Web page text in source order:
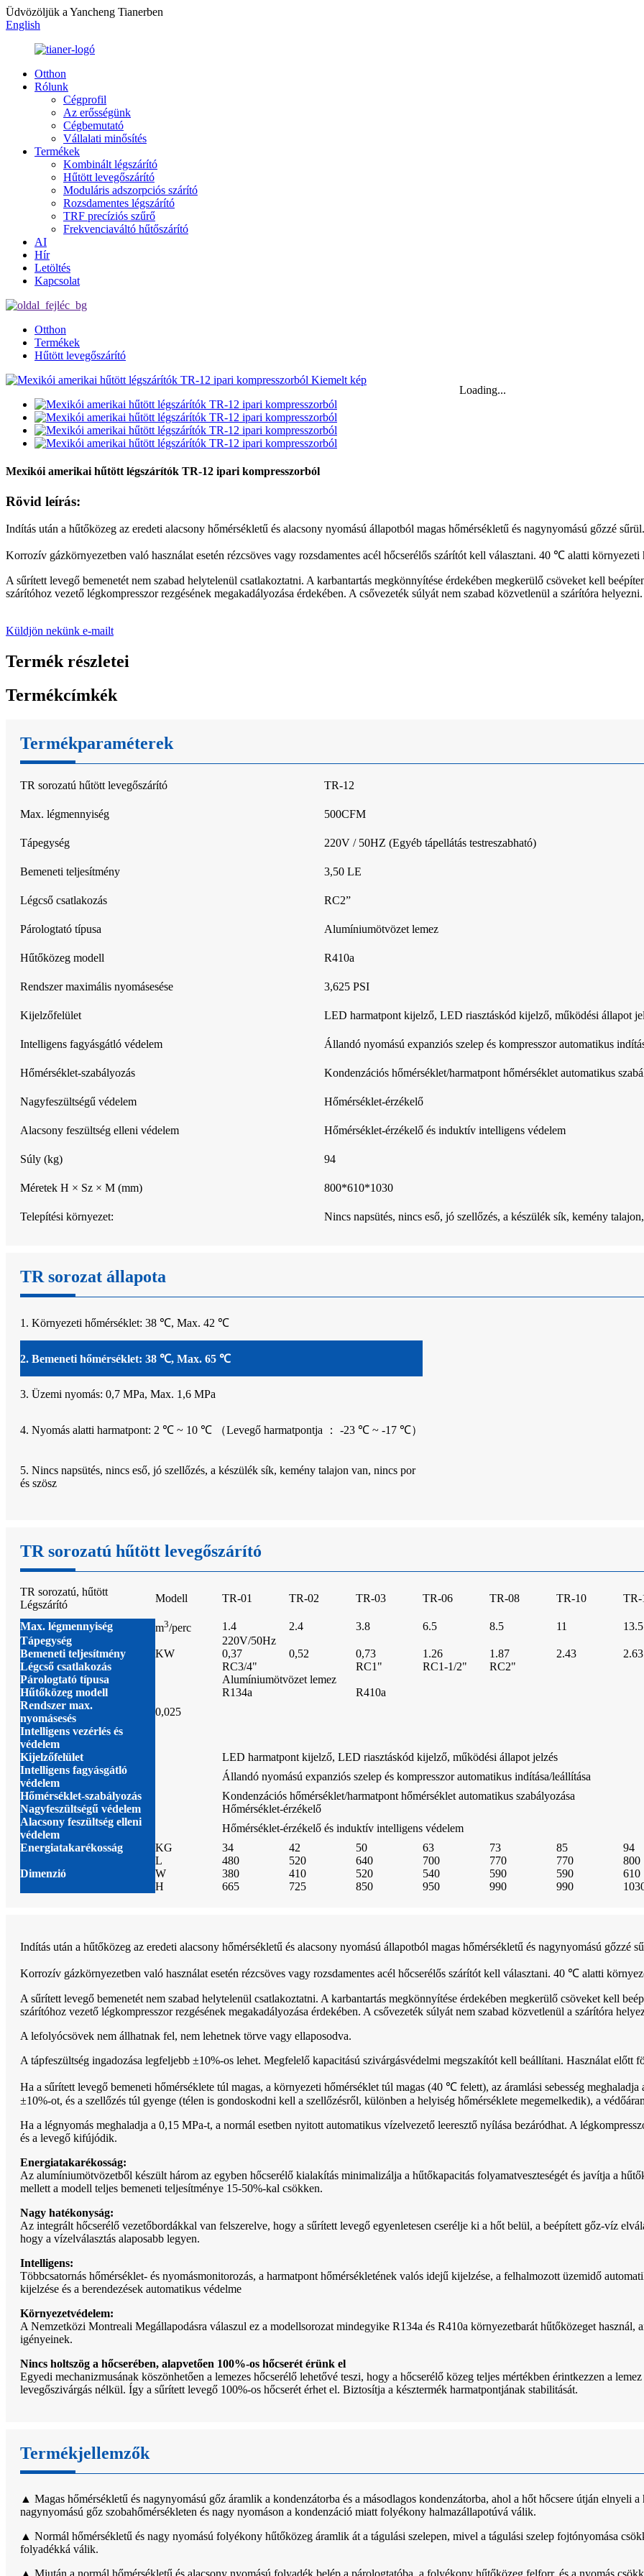
Üdvözöljük a Yancheng Tianerben
English
Otthon
Rólunk
Cégprofil
Az erősségünk
Cégbemutató
Vállalati minősítés
Termékek
Kombinált légszárító
Hűtött levegőszárító
Moduláris adszorpciós szárító
Rozsdamentes légszárító
TRF precíziós szűrő
Frekvenciaváltó hűtőszárító
AI
Hír
Letöltés
Kapcsolat
Otthon
Termékek
Hűtött levegőszárító
Loading...
Mexikói amerikai hűtött légszárítók TR-12 ipari kompresszorból
Rövid leírás:
Indítás után a hűtőközeg az eredeti alacsony hőmérsékletű és alacsony nyomású állapotból magas hőmérsékletű és nagynyomású gőzzé sűrül.
Korrozív gázkörnyezetben való használat esetén rézcsöves vagy rozsdamentes acél hőcserélős szárítót kell választani. 40 ℃ alatti
A sűrített levegő bemenetét nem szabad helytelenül csatlakoztatni. A karbantartás megkönnyítése érdekében megkerülő csöveket kell
szárítóhoz vezető légkompresszor rezgésének megakadályozása érdekében. A csővezeték súlyát nem szabad közvetlenül a szárítóra helyezni.
Küldjön nekünk e-mailt
Termék részletei
Termékcímkék
Termékparaméterek
TR sorozatú hűtött levegőszárító TR-12
Max. légmennyiség 500CFM
Tápegység 220V / 50HZ (Egyéb tápellátás testreszabható)
Bemeneti teljesítmény 3,50 LE
Légcső csatlakozás RC2”
Párologtató típusa Alumíniumötvözet lemez
Hűtőközeg modell R410a
Rendszer maximális nyomásesése 3,625 PSI
Kijelzőfelület LED harmatpont kijelző, LED riasztáskód kijelző, működési állapot
Intelligens fagyásgátló védelem Állandó nyomású expanziós szelep és kompresszor automatikus
Hőmérséklet-szabályozás Kondenzációs hőmérséklet/harmatpont hőmérséklet automatikus
Nagyfeszültségű védelem Hőmérséklet-érzékelő
Alacsony feszültség elleni védelem Hőmérséklet-érzékelő és induktív intelligens védelem
Súly (kg) 94
Méretek H × Sz × M (mm) 800*610*1030
Telepítési környezet: Nincs napsütés, nincs eső, jó szellőzés, a készülék sík, kemény
TR sorozat állapota
1. Környezeti hőmérséklet: 38 ℃, Max. 42 ℃
2. Bemeneti hőmérséklet: 38 ℃, Max. 65 ℃
3. Üzemi nyomás: 0,7 MPa, Max. 1,6 MPa
4. Nyomás alatti harmatpont: 2 ℃ ~ 10 ℃ （Levegő harmatpontja ： -23 ℃ ~ -17 ℃）
5. Nincs napsütés, nincs eső, jó szellőzés, a készülék sík, kemény talajon van, nincs por
és szösz
TR sorozatú hűtött levegőszárító
TR sorozatú, hűtött
Légszárító
Modell TR-01 TR-02 TR-03 TR-06 TR-08 TR-10 TR-
Max. légmennyiség m3/perc 1.4 2.4 3.8 6.5 8.5 11
13.5
Tápegység
220V/50Hz
Bemeneti teljesítmény
KW 0,37 0,52 0,73 1.26 1.87 2.43
2.63
Légcső csatlakozás
RC3/4" RC1" RC1-1/2"
RC2"
Párologtató típusa
Alumíniumötvözet lemez
Hűtőközeg modell
R134a
R410a
Rendszer max.
nyomásesés
0,025
Intelligens vezérlés és
védelem
Kijelzőfelület
LED harmatpont kijelző, LED riasztáskód kijelző, működési állapot jelzés
Intelligens fagyásgátló
védelem
Állandó nyomású expanziós szelep és kompresszor automatikus indítása/leállítása
Hőmérséklet-szabályozás
Kondenzációs hőmérséklet/harmatpont hőmérséklet automatikus szabályozása
Nagyfeszültségű védelem
Hőmérséklet-érzékelő
Alacsony feszültség elleni
védelem
Hőmérséklet-érzékelő és induktív intelligens védelem
Energiatakarékosság
KG 34 42 50 63 73 85 94
Dimenzió
L 480 520 640 700 770 770
800
W
380 410 520 540 590 590
610
H
665 725 850 950 990 990
Indítás után a hűtőközeg az eredeti alacsony hőmérsékletű és alacsony nyomású állapotból magas hőmérsékletű és nagynyomású gőzzé
Korrozív gázkörnyezetben való használat esetén rézcsöves vagy rozsdamentes acél hőcserélős szárítót kell választani. 40 ℃ alatti
A sűrített levegő bemenetét nem szabad helytelenül csatlakoztatni. A karbantartás megkönnyítése érdekében megkerülő csöveket kell
szárítóhoz vezető légkompresszor rezgésének megakadályozása érdekében. A csővezeték súlyát nem szabad közvetlenül a szárítóra
A lefolyócsövek nem állhatnak fel, nem lehetnek törve vagy ellaposodva.
A tápfeszültség ingadozása legfeljebb ±10%-os lehet. Megfelelő kapacitású szivárgásvédelmi megszakítót kell beállítani. Használat előtt
Ha a sűrített levegő bemeneti hőmérséklete túl magas, a környezeti hőmérséklet túl magas (40 ℃ felett), az áramlási sebesség
±10%-ot, és a szellőzés túl gyenge (télen is gondoskodni kell a szellőzésről, különben a helyiség hőmérséklete megemelkedik), a
Ha a légnyomás meghaladja a 0,15 MPa-t, a normál esetben nyitott automatikus vízelvezető leeresztő nyílása bezáródhat. A
és a levegő kifújódik.
Energiatakarékosság:
Az alumíniumötvözetből készült három az egyben hőcserélő kialakítás minimalizálja a hűtőkapacitás folyamatveszteségét és javítja a
mellett a modell teljes bemeneti teljesítménye 15-50%-kal csökken.
Nagy hatékonyság:
Az integrált hőcserélő vezetőbordákkal van felszerelve, hogy a sűrített levegő egyenletesen cserélje ki a hőt belül, a beépített gőz-víz
hogy a vízelválasztás alaposabb legyen.
Intelligens:
Többcsatornás hőmérséklet- és nyomásmonitorozás, a harmatpont hőmérsékletének valós idejű kijelzése, a felhalmozott üzemidő
kijelzése és a berendezések automatikus védelme
Környezetvédelem:
A Nemzetközi Montreali Megállapodásra válaszul ez a modellsorozat mindegyike R134a és R410a környezetbarát hűtőközeget
igényeinek.
Nincs holtszög a hőcserében, alapvetően 100%-os hőcserét érünk el
Egyedi mechanizmusának köszönhetően a lemezes hőcserélő lehetővé teszi, hogy a hőcserélő közeg teljes mértékben érintkezzen a
levegőszivárgás nélkül. Így a sűrített levegő 100%-os hőcserét érhet el. Biztosítja a késztermék harmatpontjának stabilitását.
Termékjellemzők
▲ Magas hőmérsékletű és nagynyomású gőz áramlik a kondenzátorba és a másodlagos kondenzátorba, ahol a hőt hőcsere útján elnyeli
nagynyomású gőz szobahőmérsékleten és nagy nyomáson a kondenzáció miatt folyékony halmazállapotúvá válik.
▲ Normál hőmérsékletű és nagy nyomású folyékony hűtőközeg áramlik át a tágulási szelepen, mivel a tágulási szelep fojtónyomása
folyadékká válik.
▲ Miután a normál hőmérsékletű és alacsony nyomású folyadék belép a párologtatóba, a folyékony hűtőközeg felforr, és a nyomás